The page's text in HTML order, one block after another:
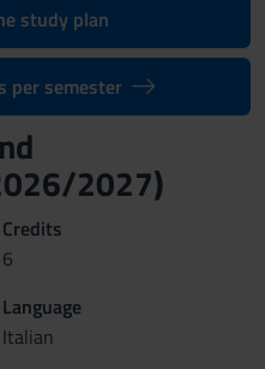
study plan
per semester
2027)
Credits
6
Language
Italian